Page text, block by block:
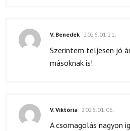
V. Benedek 2026.01.21.
Szerintem teljesen jó
másoknak is!
V. Viktória 2026.01.06.
A csomagolás nagyon